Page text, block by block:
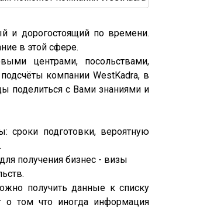
и дорогостоящий по времени.
в этой сфере.
центрами, посольствами,
компании WestKadra, в
поделиться с Вами знаниями и
сроки подготовки, вероятную
получения бизнес - визы
получить данные к списку
о том что иногда информация